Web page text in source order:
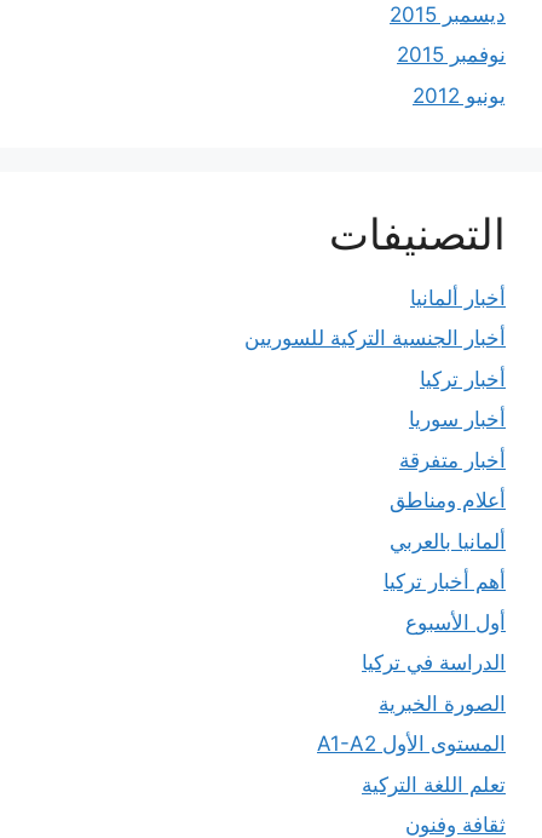
ديسمبر 2015
نوفمبر 2015
يونيو 2012
التصنيفات
أخبار ألمانيا
أخبار الجنسية التركية للسوريين
أخبار تركيا
أخبار سوريا
أخبار متفرقة
أعلام ومناطق
ألمانيا بالعربي
أهم أخبار تركيا
أول الأسبوع
الدراسة في تركيا
الصورة الخبرية
المستوى الأول A1-A2
تعلم اللغة التركية
ثقافة وفنون